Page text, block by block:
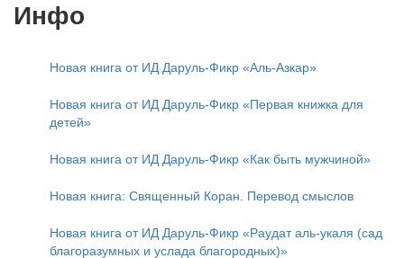
Инфо
Новая книга от ИД Даруль-Фикр «Аль-Азкар»
Новая книга от ИД Даруль-Фикр «Первая книжка для
детей»
Новая книга от ИД Даруль-Фикр «Как быть мужчиной»
Новая книга: Священный Коран. Перевод смыслов
Новая книга от ИД Даруль-Фикр «Раудат аль-укаля (cад
благоразумных и услада благородных)»